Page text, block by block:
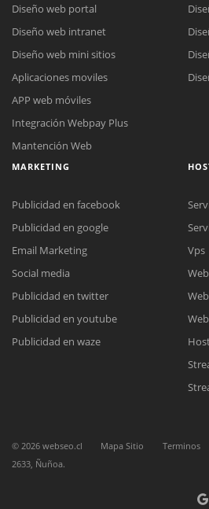
Reunión
Nuestros ejecutivos le enviarán un
Meet para laCotización
Chat
Todos nuestros ejecutivos están fuera
Diseño web portal
Diseño web intranet
Diseño web mini sitios
Aplicaciones moviles
APP web móviles
Integración Webpay Plus
Mantención Web
MARKETING
Publicidad en facebook
Publicidad en google
Email Marketing
Social media
Publicidad en twitter
Publicidad en youtube
Publicidad en waze
Vps
© 2026 webseo.cl Mapa Sitio Terminos
2633, Ñuñoa.